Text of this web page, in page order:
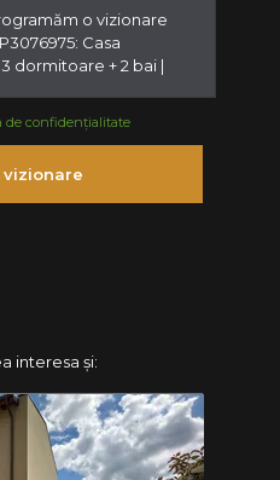
de confidențialitate
vizionare
interesa și: